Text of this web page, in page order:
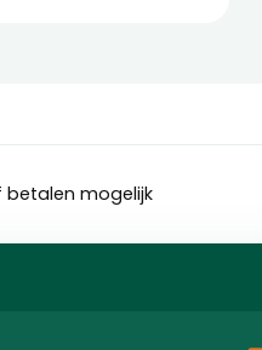
mogelijk